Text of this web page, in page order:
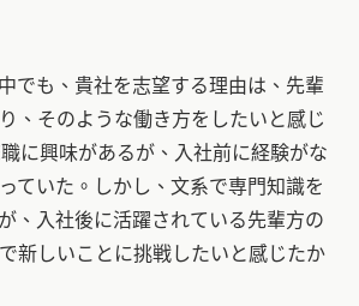
でも、貴社を志望する理由は、先輩
、そのような働き方をしたいと感じ
に興味があるが、入社前に経験がな
ていた。しかし、文系で専門知識を
、入社後に活躍されている先輩方の
新しいことに挑戦したいと感じたか